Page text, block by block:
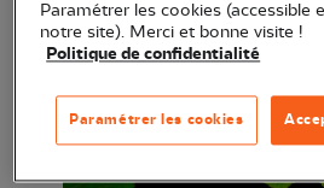
CNR (Compagnie Nationale
partenariat avec le Muséum
ligne !
Paramétrer les cookies (accessible
notre site). Merci et bonne visite !
Politique de confidentialité
Paramétrer les cookies